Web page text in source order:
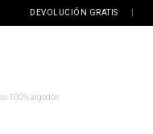
DEVOLUCIÓN GRATIS |
100% algodón